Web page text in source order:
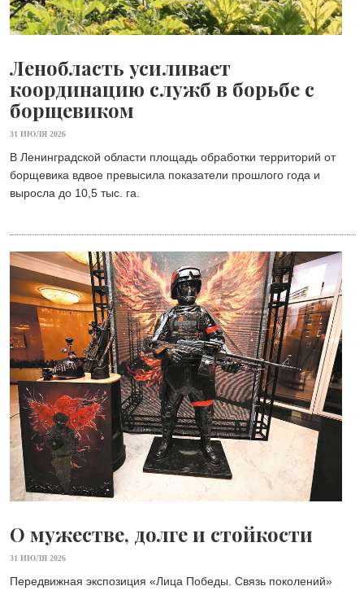
Ленобласть усиливает
координацию служб в борьбе с
борщевиком
31 ИЮЛЯ 2026
В Ленинградской области площадь обработки территорий от
борщевика вдвое превысила показатели прошлого года и
выросла до 10,5 тыс. га.
О мужестве, долге и стойкости
31 ИЮЛЯ 2026
Передвижная экспозиция «Лица Победы. Связь поколений»